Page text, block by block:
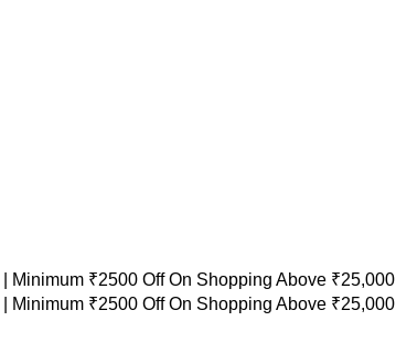
Minimum ₹2500 Off On Shopping Above ₹25,000 |
Minimum ₹2500 Off On Shopping Above ₹25,000 |